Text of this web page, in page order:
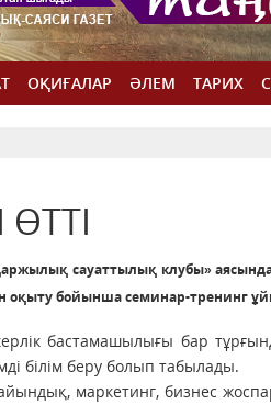
ОҚИҒАЛАР ӘЛЕМ ТАРИХ
сауаттылық клубы»
оқыту бойынша семинар-тренинг
бастамашылығы бар
білім беру болып табылады.
маркетинг, бизнес